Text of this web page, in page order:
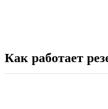
Как работает